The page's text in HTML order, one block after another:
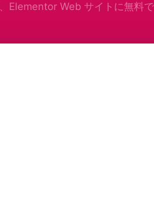
Elementor Web サイトに無料で